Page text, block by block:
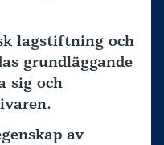
lagstiftning och
grundläggande
sig och
av